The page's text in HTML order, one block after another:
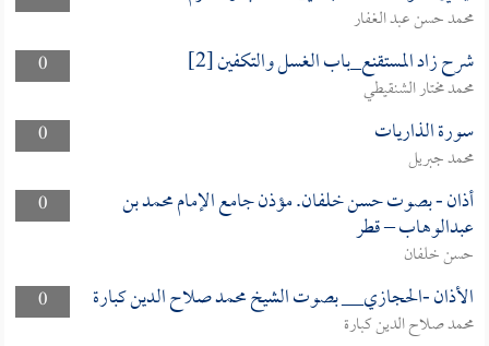
محمد حسن عبد الغفار
0
شرح زاد المستقنع_باب الغسل والتكفين [2]
محمد مختار الشنقيطي
0
سورة الذاريات
محمد جبريل
0
أذان - بصوت حسن خلفان. مؤذن جامع الإمام محمد بن
عبدالوهاب – قطر
حسن خلفان
0
الأذان -الحجازي__ بصوت الشيخ محمد صلاح الدين كبارة
محمد صلاح الدين كبارة